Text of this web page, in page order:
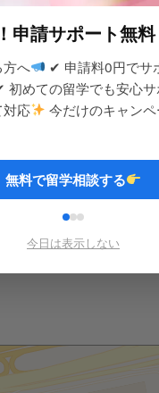
電子レンジ
冷蔵庫(ツードア式)
申請サポート無料
方へ
✔ 申請料0円でサ
初めての留学でも安心
対応
今だけのキャン
無料で留学相談する
今日は表示しない